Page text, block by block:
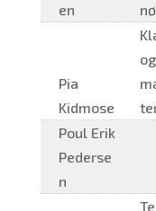
en
Pia
Kidmose
og
Poul Erik
Pederse
n